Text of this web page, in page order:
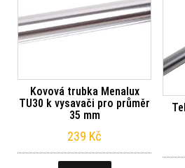
Kovová trubka Menalux
TU30 k vysavači pro průměr
35 mm
239 Kč